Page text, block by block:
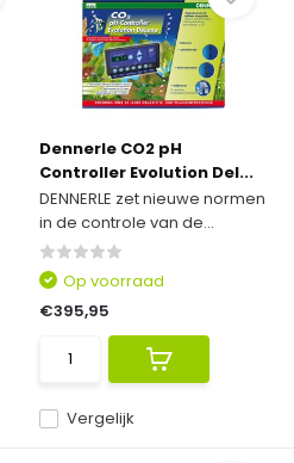
Dennerle CO2 pH
Controller Evolution Del...
DENNERLE zet nieuwe normen
in de controle van de...
Vergelijk
Op voorraad
€395,95